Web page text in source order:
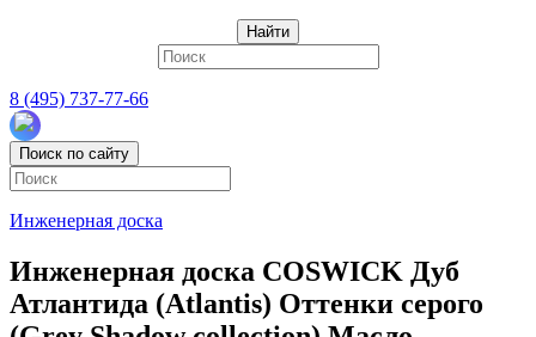
Найти
8 (495) 737-77-66
Поиск по сайту
Инженерная доска
Инженерная доска COSWICK Дуб
Атлантида (Atlantis) Оттенки серого